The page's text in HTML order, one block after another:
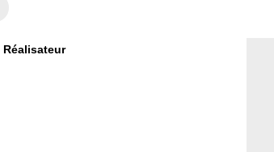
Réalisateur